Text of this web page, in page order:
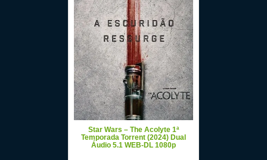
Star Wars – The Acolyte 1ª
Temporada Torrent (2024) Dual
Áudio 5.1 WEB-DL 1080p